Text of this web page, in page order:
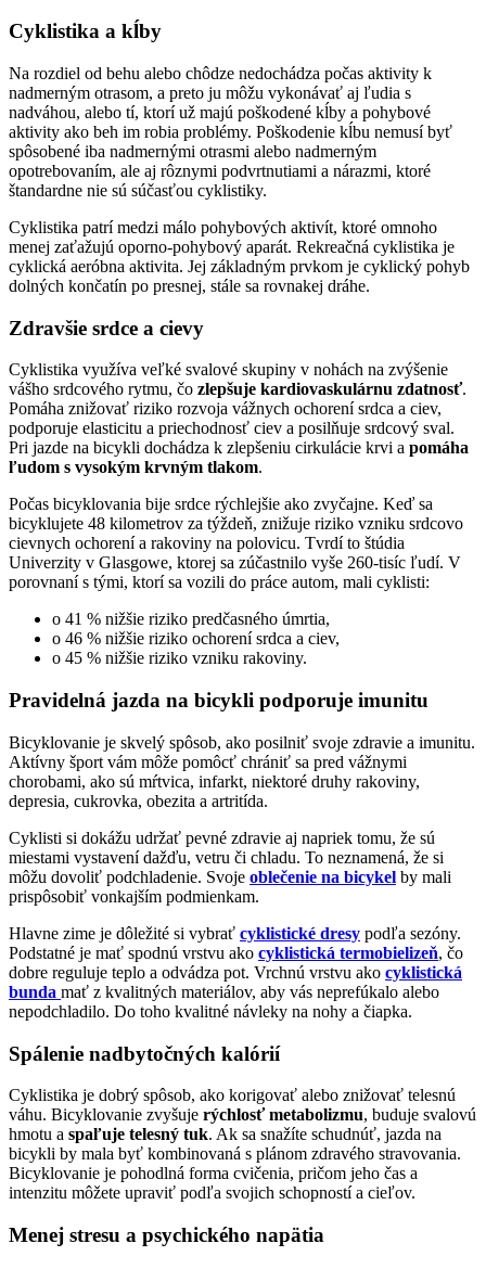
Cyklistika a kĺby
Na rozdiel od behu alebo chôdze nedochádza počas aktivity k
nadmerným otrasom, a preto ju môžu vykonávať aj ľudia s
nadváhou, alebo tí, ktorí už majú poškodené kĺby a pohybové
aktivity ako beh im robia problémy. Poškodenie kĺbu nemusí byť
spôsobené iba nadmernými otrasmi alebo nadmerným
opotrebovaním, ale aj rôznymi podvrtnutiami a nárazmi, ktoré
štandardne nie sú súčasťou cyklistiky.
Cyklistika patrí medzi málo pohybových aktivít, ktoré omnoho
menej zaťažujú oporno-pohybový aparát. Rekreačná cyklistika je
cyklická aeróbna aktivita. Jej základným prvkom je cyklický pohyb
dolných končatín po presnej, stále sa rovnakej dráhe.
Zdravšie srdce a cievy
Cyklistika využíva veľké svalové skupiny v nohách na zvýšenie
vášho srdcového rytmu, čo zlepšuje kardiovaskulárnu zdatnosť.
Pomáha znižovať riziko rozvoja vážnych ochorení srdca a ciev,
podporuje elasticitu a priechodnosť ciev a posilňuje srdcový sval.
Pri jazde na bicykli dochádza k zlepšeniu cirkulácie krvi a pomáha
ľudom s vysokým krvným tlakom.
Počas bicyklovania bije srdce rýchlejšie ako zvyčajne. Keď sa
bicyklujete 48 kilometrov za týždeň, znižuje riziko vzniku srdcovo
cievnych ochorení a rakoviny na polovicu. Tvrdí to štúdia
Univerzity v Glasgowe, ktorej sa zúčastnilo vyše 260-tisíc ľudí. V
porovnaní s tými, ktorí sa vozili do práce autom, mali cyklisti:
o 41 % nižšie riziko predčasného úmrtia,
o 46 % nižšie riziko ochorení srdca a ciev,
o 45 % nižšie riziko vzniku rakoviny.
Pravidelná jazda na bicykli podporuje imunitu
Bicyklovanie je skvelý spôsob, ako posilniť svoje zdravie a imunitu.
Aktívny šport vám môže pomôcť chrániť sa pred vážnymi
chorobami, ako sú mŕtvica, infarkt, niektoré druhy rakoviny,
depresia, cukrovka, obezita a artritída.
Cyklisti si dokážu udržať pevné zdravie aj napriek tomu, že sú
miestami vystavení dažďu, vetru či chladu. To neznamená, že si
môžu dovoliť podchladenie. Svoje oblečenie na bicykel by mali
prispôsobiť vonkajším podmienkam.
Hlavne zime je dôležité si vybrať cyklistické dresy podľa sezóny.
Podstatné je mať spodnú vrstvu ako cyklistická termobielizeň, čo
dobre reguluje teplo a odvádza pot. Vrchnú vrstvu ako cyklistická
bunda mať z kvalitných materiálov, aby vás neprefúkalo alebo
nepodchladilo. Do toho kvalitné návleky na nohy a čiapka.
Spálenie nadbytočných kalórií
Cyklistika je dobrý spôsob, ako korigovať alebo znižovať telesnú
váhu. Bicyklovanie zvyšuje rýchlosť metabolizmu, buduje svalovú
hmotu a spaľuje telesný tuk. Ak sa snažíte schudnúť, jazda na
bicykli by mala byť kombinovaná s plánom zdravého stravovania.
Bicyklovanie je pohodlná forma cvičenia, pričom jeho čas a
intenzitu môžete upraviť podľa svojich schopností a cieľov.
Menej stresu a psychického napätia